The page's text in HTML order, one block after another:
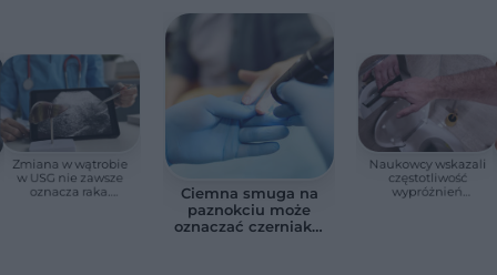
Zmiana w wątrobie
w USG nie zawsze
oznacza raka.
Ciemna smuga na
paznokciu może
oznaczać czerniaka.
Naukowcy wskazali
częstotliwość
wypróżnień